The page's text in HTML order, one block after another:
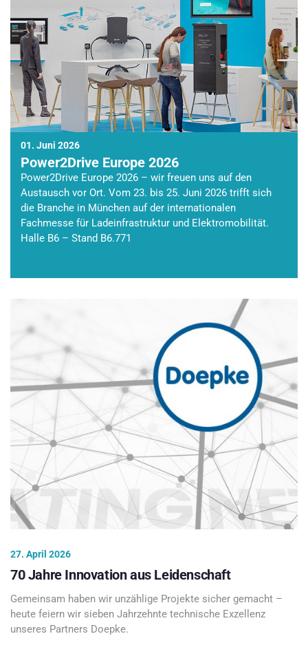
01. Juni 2026
Power2Drive Europe 2026
Power2Drive Europe 2026 – wir freuen uns auf den
Austausch vor Ort. Vom 23. bis 25. Juni 2026 trifft sich
die Branche in München auf der internationalen
Fachmesse für Ladeinfrastruktur und Elektromobilität.
Halle B6 – Stand B6.771
27. April 2026
70 Jahre Innovation aus Leidenschaft
Gemeinsam haben wir unzählige Projekte sicher gemacht –
heute feiern wir sieben Jahrzehnte technische Exzellenz
unseres Partners Doepke.